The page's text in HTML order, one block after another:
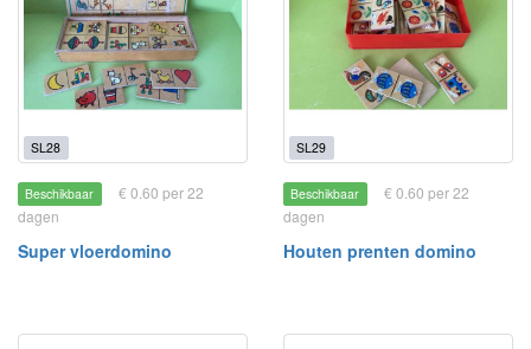
SL28
Beschikbaar
€ 0.60 per 22
dagen
Super vloerdomino
SL29
Beschikbaar
€ 0.60 per 22
dagen
Houten prenten domino